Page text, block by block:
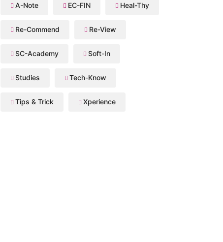
A-Note EC-FIN Heal-Thy
Re-Commend Re-View
SC-Academy Soft-In
Studies Tech-Know
Tips & Trick Xperience